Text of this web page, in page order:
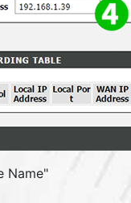
Name"